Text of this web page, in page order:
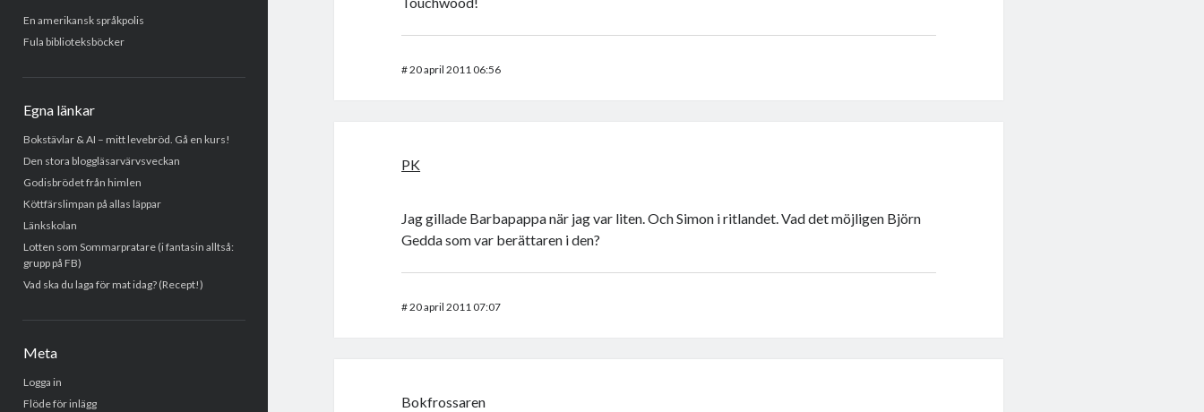
En amerikansk språkpolis
Fula biblioteksböcker
Egna länkar
Bokstävlar & AI – mitt levebröd. Gå en kurs!
Den stora bloggläsarvärvsveckan
Godisbrödet från himlen
Köttfärslimpan på allas läppar
Länkskolan
Lotten som Sommarpratare (i fantasin alltså:
grupp på FB)
Vad ska du laga för mat idag? (Recept!)
Meta
Logga in
Flöde för inlägg
#20 april 2011 06:56
PK
Jag gillade Barbapappa när jag var liten. Och Simon i ritlandet. Vad det möjligen Björn
Gedda som var berättaren i den?
#20 april 2011 07:07
Bokfrossaren